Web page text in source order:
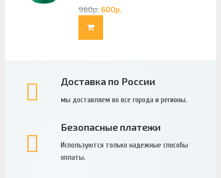
960р. 600р.
Доставка по России
мы доставляем во все города и регионы.
Безопасные платежи
Используются только надежные способы
оплаты.